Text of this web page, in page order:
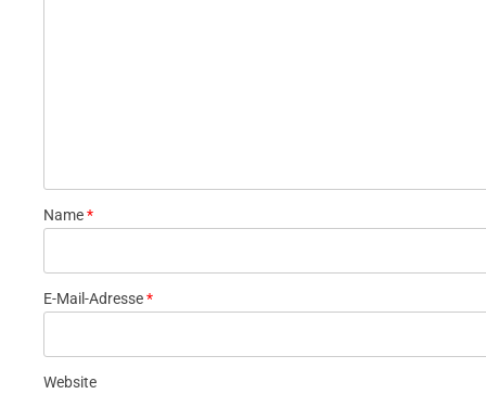
Name*
E-Mail-Adresse*
Website